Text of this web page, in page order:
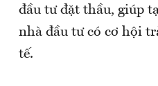
đầu tư đặt thầu, giúp
nhà đầu tư có cơ hội
tế.